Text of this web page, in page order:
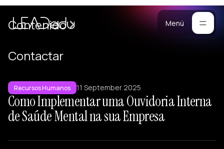
Menú
Metodología
Portafolio
Contenido
Casos
Blog
Materiales
Contactar
Como Implementar uma Ouvidoria Interna
de Saúde Mental na sua Empresa
Recursos Humanos 11 September 2025